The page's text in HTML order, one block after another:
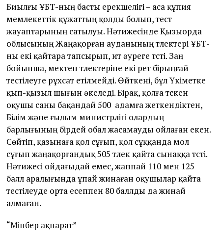
Биылғы ҰБТ-ның басты ерекшелігі – аса құпия
мемлекеттік құжаттың қолды болып, тест
жауаптарының сатылуы. Нәтижесінде Қызыорда
облысының Жаңақорған ауданының түлектері ҰБТ-
ны екі қайтара тапсырып, ит әуреге түсті. Заң
бойынша, мектеп түлектеріне екі рет бірыңғай
тестілеуге рұхсат етілмейді. Өйткені, бұл Үкіметке
қып-қызыл шығын әкеледі. Бірақ, қолға түскен
оқушы саны бақандай 500 адамға жеткендіктен,
Білім және ғылым министрлігі олардың
барлығының бірдей обал жасамауды ойлаған екен.
Сөйтіп, қазынаға қол сұғып, қол сұққанда мол
сұғып жаңақорғандық 505 түлек қайта сынаққа түсті.
Нәтижесі ойдағыдай емес, жаппай 110 мен 125
балл аралығында ұпай жинаған оқушылар қайта
тестілеуде орта есеппен 80 баллды да жинай
алмаған.
“Мінбер ақпарат”